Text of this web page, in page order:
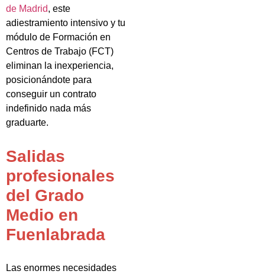
de Madrid, este
adiestramiento intensivo y tu
módulo de Formación en
Centros de Trabajo (FCT)
eliminan la inexperiencia,
posicionándote para
conseguir un contrato
indefinido nada más
graduarte.
Salidas
profesionales
del Grado
Medio en
Fuenlabrada
Las enormes necesidades